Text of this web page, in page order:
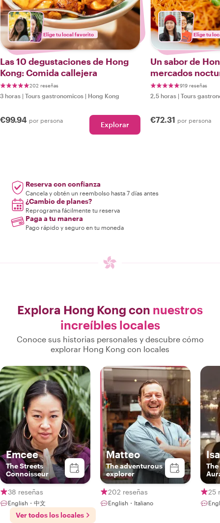
Elige tu local favorito
Las 10 degustaciones de Hong
Kong: Comida callejera
202 reseñas
3 horas | Tours gastronomicos | Hong Kong
€99.94 por persona Explorar
Elige tu
Un sabor de
mercados
callejera919 reseñas
2,5 horas | Tours
€72.31 por persona
Reserva con confianza
Cancela y obtén un reembolso hasta 7 días antes
¿Cambio de planes?
Reprograma fácilmente tu reserva
Paga a tu manera
Pago rápido y seguro en tu moneda
Explora Hong Kong con nuestros
increíbles locales
Conoce sus historias personales y descubre cómo
explorar Hong Kong con locales
Emcee
The Streets
Connoisseur
38 reseñas
English・中文
Matteo
The adventurous
explorer
202 reseñas
English・Italiano
25
Ver todos los locales